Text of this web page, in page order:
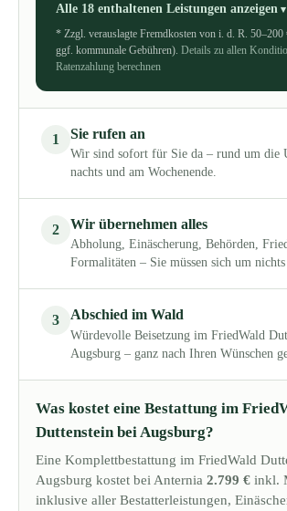
Alle 18 enthaltenen Leistungen anzeigen
* Zzgl. verauslagte Fremdkosten von i. d. R. 50–200
ggf. kommunale Gebühren). Details zu allen
Ratenzahlung berechnen
1 Sie rufen an
Wir sind sofort für Sie da – rund um die
nachts und am Wochenende.
2 Wir übernehmen alles
Abholung, Einäscherung, Behörden,
Formalitäten – Sie müssen sich um
3 Abschied im Wald
Würdevolle Beisetzung im FriedWald
Augsburg – ganz nach Ihren Wünschen
Was kostet eine Bestattung im
Duttenstein bei Augsburg?
Eine Komplettbestattung im FriedWald
Augsburg kostet bei Anternia 2.799 € inkl.
inklusive aller Bestatterleistungen,